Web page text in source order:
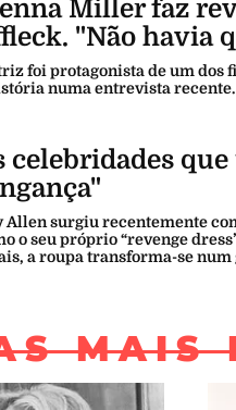
Miller faz
"Não havia
foi protagonista de um dos
numa entrevista recente.
celebridades
Allen surgiu recentemente
o seu próprio “revenge
a roupa transforma-se
MAIS